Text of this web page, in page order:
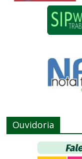
Ouvidoria